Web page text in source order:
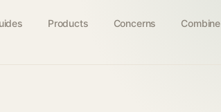
Products Concerns Combine